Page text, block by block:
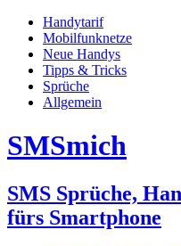
Handytarif
Mobilfunknetze
Neue Handys
Tipps & Tricks
Sprüche
Allgemein
SMSmich
SMS Sprüche,
fürs Smartphone